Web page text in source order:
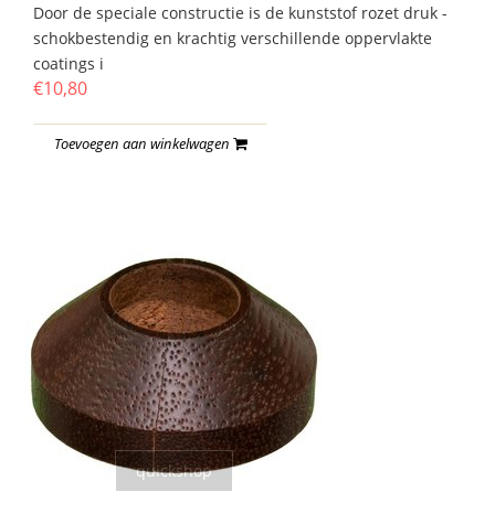
Door de speciale constructie is de kunststof rozet druk -
schokbestendig en krachtig verschillende oppervlakte
coatings i
€10,80
Toevoegen aan winkelwagen
quickshop